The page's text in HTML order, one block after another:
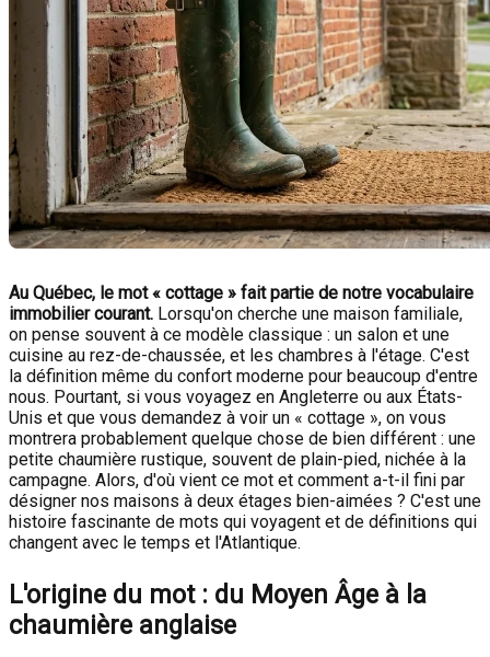
Au Québec, le mot « cottage » fait partie de notre vocabulaire
immobilier courant. Lorsqu'on cherche une maison familiale,
on pense souvent à ce modèle classique : un salon et une
cuisine au rez-de-chaussée, et les chambres à l'étage. C'est
la définition même du confort moderne pour beaucoup d'entre
nous. Pourtant, si vous voyagez en Angleterre ou aux États-
Unis et que vous demandez à voir un « cottage », on vous
montrera probablement quelque chose de bien différent : une
petite chaumière rustique, souvent de plain-pied, nichée à la
campagne. Alors, d'où vient ce mot et comment a-t-il fini par
désigner nos maisons à deux étages bien-aimées ? C'est une
histoire fascinante de mots qui voyagent et de définitions qui
changent avec le temps et l'Atlantique.
L'origine du mot : du Moyen Âge à la
chaumière anglaise